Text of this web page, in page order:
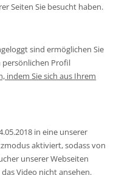
Seiten Sie besucht haben.
sind ermöglichen Sie
Profil
indem Sie sich aus Ihrem
in eine unserer
aktiviert, sodass von
unserer Webseiten
Video nicht ansehen.